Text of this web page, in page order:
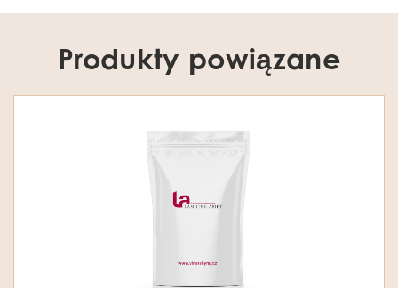
Produkty powiązane